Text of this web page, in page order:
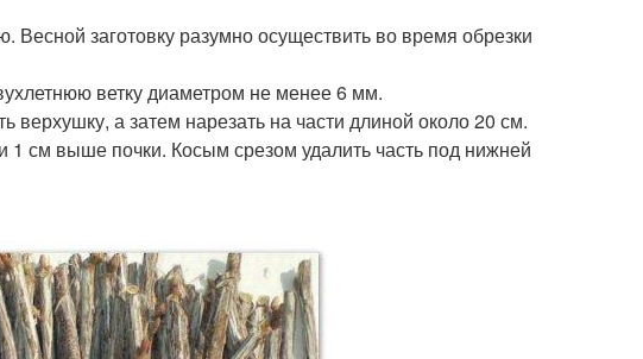
заготовку разумно осуществить во время обрезки
ветку диаметром не менее 6 мм.
верхушку, а затем нарезать на части длиной около 20 см.
1 см выше почки. Косым срезом удалить часть под нижней